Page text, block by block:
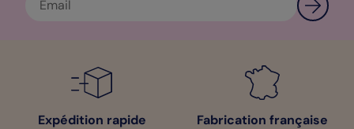
Expédition rapide Fabrication française